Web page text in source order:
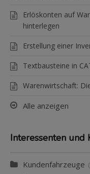
Erlöskonten auf
hinterlegen
Erstellung einer
Textbausteine in
Warenwirtschaft:
Alle anzeigen
Interessenten und
Kundenfahrzeuge